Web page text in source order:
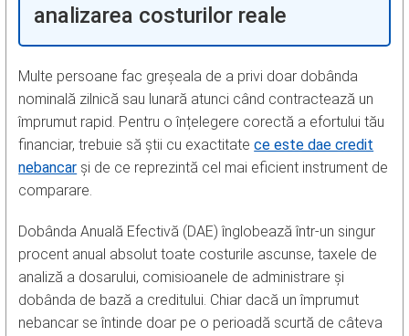
analizarea costurilor reale
Multe persoane fac greșeala de a privi doar dobânda
nominală zilnică sau lunară atunci când contractează un
împrumut rapid. Pentru o înțelegere corectă a efortului tău
financiar, trebuie să știi cu exactitatece este dae credit
nebancar și de ce reprezintă cel mai eficient instrument de
comparare.
Dobânda Anuală Efectivă (DAE) înglobează într-un singur
procent anual absolut toate costurile ascunse, taxele de
analiză a dosarului, comisioanele de administrare și
dobânda de bază a creditului. Chiar dacă un împrumut
nebancar se întinde doar pe o perioadă scurtă de câteva